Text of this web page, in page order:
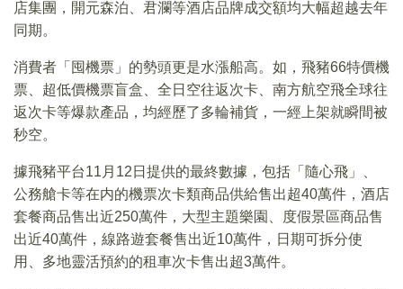
店集團，開元森泊、君瀾等酒店品牌成交額均大幅超越去年
同期。
消費者「囤機票」的勢頭更是水漲船高。如，飛豬66特價機
票、超低價機票盲盒、全日空往返次卡、南方航空飛全球往
返次卡等爆款產品，均經歷了多輪補貨，一經上架就瞬間被
秒空。
據飛豬平台11月12日提供的最終數據，包括「隨心飛」、
公務艙卡等在内的機票次卡類商品供給售出超40萬件，酒店
套餐商品售出近250萬件，大型主題樂園、度假景區商品售
出近40萬件，線路遊套餐售出近10萬件，日期可拆分使
用、多地靈活預約的租車次卡售出超3萬件。